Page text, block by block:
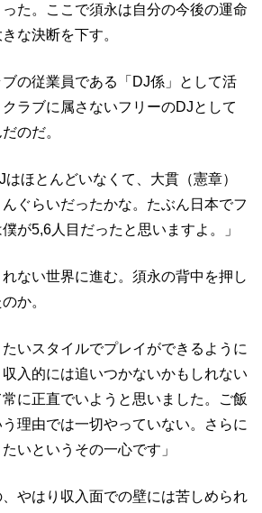
た。ここで須永は自分の今後の運命
な決断を下す。
の従業員である「DJ係」として活
ラブに属さないフリーのDJとして
のだ。
はほとんどいなくて、大貫（憲章）
ぐらいだったかな。たぶん日本でフ
が5,6人目だったと思いますよ。」
ない世界に進む。須永の背中を押し
か。
たいスタイルでプレイができるように
入的には追いつかないかもしれない
に正直でいようと思いました。ご飯
理由では一切やっていない。さらに
いというその一心です」
やはり収入面での壁には苦しめられ